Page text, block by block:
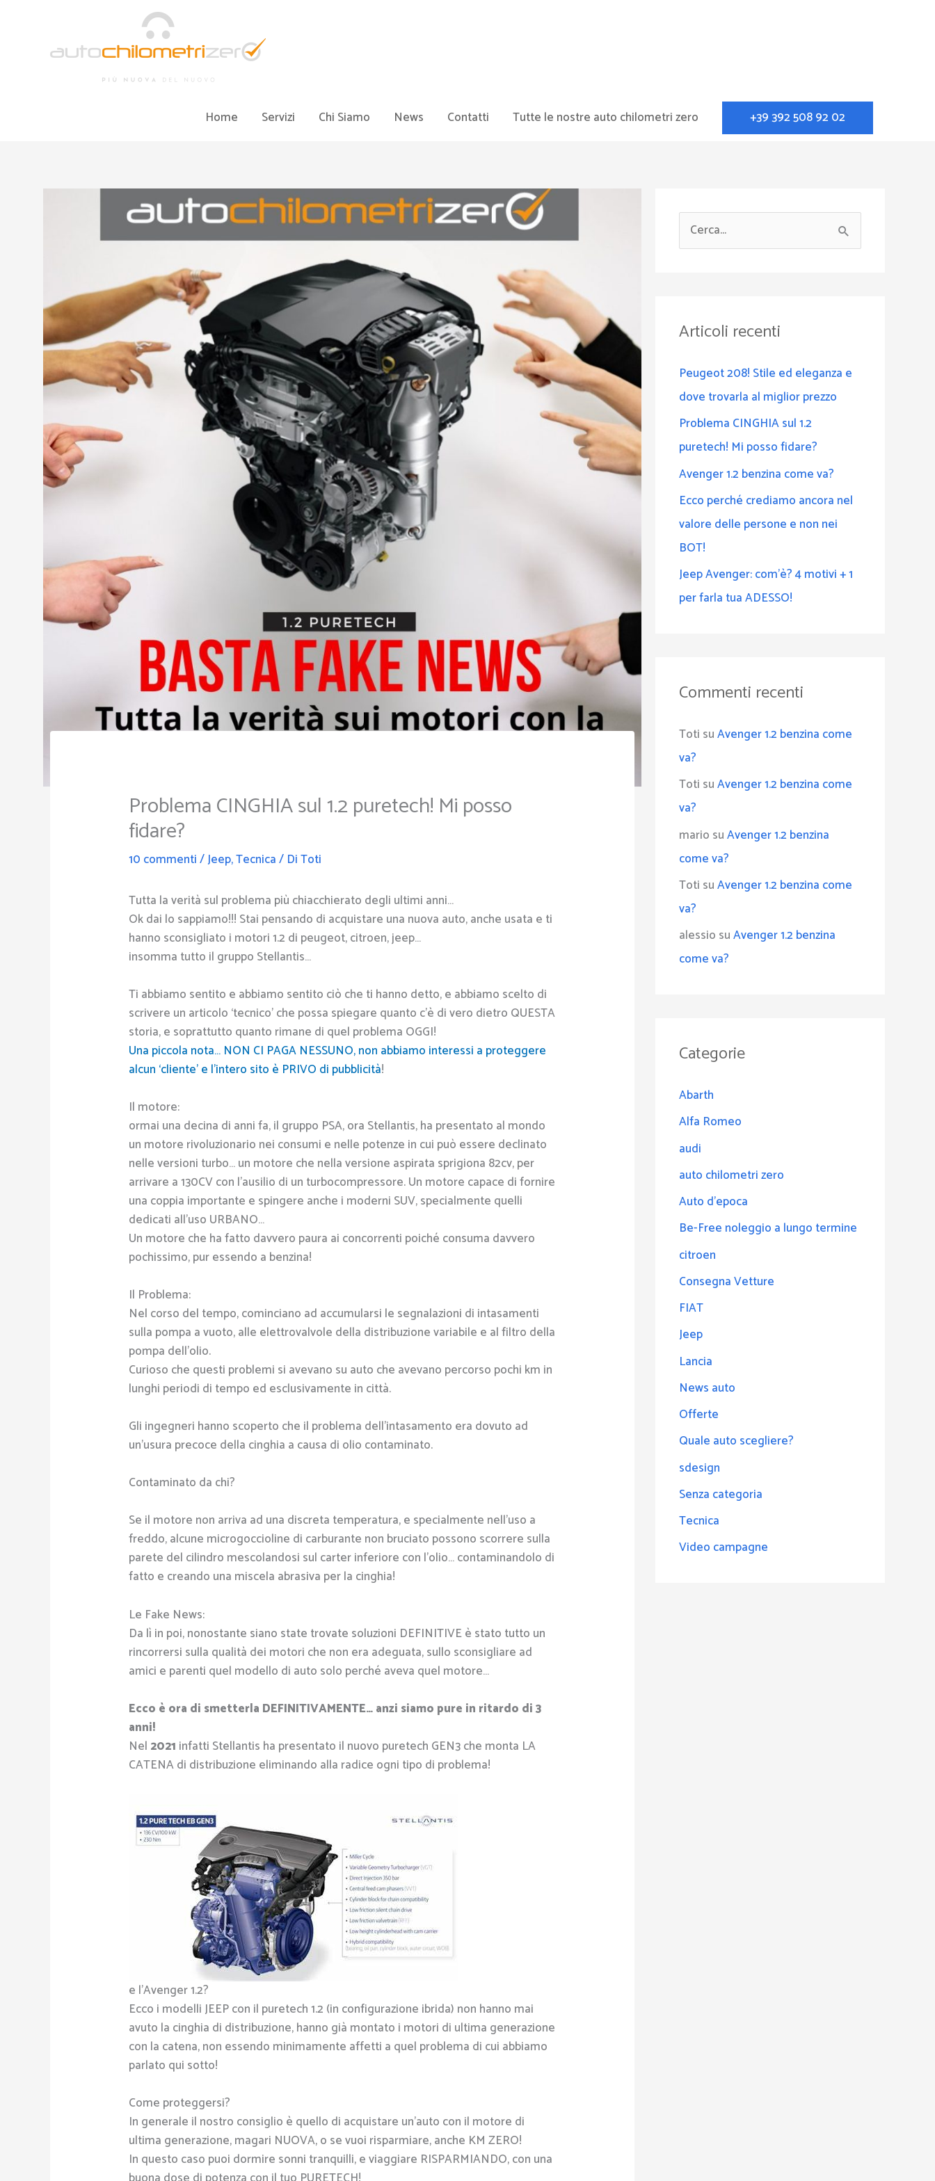
Home Servizi Chi Siamo News Contatti Tutte le nostre auto chilometri zero +39 392 508 92 02
Problema CINGHIA sul 1.2 puretech! Mi posso
fidare?
10 commenti/Jeep,Tecnica/ DiToti
Tutta la verità sul problema più chiacchierato degli ultimi anni…
Ok dai lo sappiamo!!! Stai pensando di acquistare una nuova auto, anche usata e ti
hanno sconsigliato i motori 1.2 di peugeot, citroen, jeep…
insomma tutto il gruppo Stellantis…
Ti abbiamo sentito e abbiamo sentito ciò che ti hanno detto, e abbiamo scelto di
scrivere un articolo ‘tecnico’ che possa spiegare quanto c’è di vero dietro QUESTA
storia, e soprattutto quanto rimane di quel problema OGGI!
Una piccola nota… NON CI PAGA NESSUNO, non abbiamo interessi a proteggere
alcun ‘cliente’ e l’intero sito è PRIVO di pubblicità!
Il motore:
ormai una decina di anni fa, il gruppo PSA, ora Stellantis, ha presentato al mondo
un motore rivoluzionario nei consumi e nelle potenze in cui può essere declinato
nelle versioni turbo… un motore che nella versione aspirata sprigiona 82cv, per
arrivare a 130CV con l’ausilio di un turbocompressore. Un motore capace di fornire
una coppia importante e spingere anche i moderni SUV, specialmente quelli
dedicati all’uso URBANO…
Un motore che ha fatto davvero paura ai concorrenti poiché consuma davvero
pochissimo, pur essendo a benzina!
Il Problema:
Nel corso del tempo, cominciano ad accumularsi le segnalazioni di intasamenti
sulla pompa a vuoto, alle elettrovalvole della distribuzione variabile e al filtro della
pompa dell’olio.
Curioso che questi problemi si avevano su auto che avevano percorso pochi km in
lunghi periodi di tempo ed esclusivamente in città.
Gli ingegneri hanno scoperto che il problema dell’intasamento era dovuto ad
un’usura precoce della cinghia a causa di olio contaminato.
Contaminato da chi?
Se il motore non arriva ad una discreta temperatura, e specialmente nell’uso a
freddo, alcune microgoccioline di carburante non bruciato possono scorrere sulla
parete del cilindro mescolandosi sul carter inferiore con l’olio… contaminandolo di
fatto e creando una miscela abrasiva per la cinghia!
Le Fake News:
Da lì in poi, nonostante siano state trovate soluzioni DEFINITIVE è stato tutto un
rincorrersi sulla qualità dei motori che non era adeguata, sullo sconsigliare ad
amici e parenti quel modello di auto solo perché aveva quel motore…
Ecco è ora di smetterla DEFINITIVAMENTE… anzi siamo pure in ritardo di 3
anni!
Nel 2021 infatti Stellantis ha presentato il nuovo puretech GEN3 che monta LA
CATENA di distribuzione eliminando alla radice ogni tipo di problema!
e l’Avenger 1.2?
Ecco i modelli JEEP con il puretech 1.2 (in configurazione ibrida) non hanno mai
avuto la cinghia di distribuzione, hanno già montato i motori di ultima generazione
con la catena, non essendo minimamente affetti a quel problema di cui abbiamo
parlato qui sotto!
Come proteggersi?
In generale il nostro consiglio è quello di acquistare un’auto con il motore di
ultima generazione, magari NUOVA, o se vuoi risparmiare, anche KM ZERO!
In questo caso puoi dormire sonni tranquilli, e viaggiare RISPARMIANDO, con una
e
a
Articoli recenti
Peugeot 208! Stile ed eleganza e
dove trovarla al miglior prezzo
Problema CINGHIA sul 1.2
puretech! Mi posso fidare?
Avenger 1.2 benzina come va?
Ecco perché crediamo ancora nel
valore delle persone e non nei
BOT!
Jeep Avenger: com’è? 4 motivi + 1
per farla tua ADESSO!
Commenti recenti
Toti suAvenger 1.2 benzina come
va?
Toti suAvenger 1.2 benzina come
va?
mario suAvenger 1.2 benzina
come va?
Toti suAvenger 1.2 benzina come
va?
alessio suAvenger 1.2 benzina
come va?
Categorie
Abarth
Alfa Romeo
audi
auto chilometri zero
Auto d'epoca
Be-Free noleggio a lungo termine
citroen
Consegna Vetture
FIAT
Jeep
Lancia
News auto
Offerte
Quale auto scegliere?
sdesign
Senza categoria
Tecnica
Video campagne